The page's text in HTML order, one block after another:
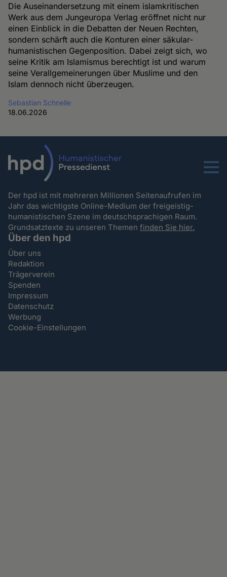
Die Auseinandersetzung mit einem islamkritischen
Werk aus dem Jungeuropa Verlag eröffnet nicht nur
einen Einblick in die Debatten der Neuen Rechten,
sondern schärft auch die Konturen einer säkular-
humanistischen Gegenposition. Dabei zeigt sich, wo
seine Kritik am Islamismus berechtigt ist und warum
seine Verallgemeinerungen über Muslime und den
Islam dennoch nicht überzeugen.
Sebastian Schnelle
18.06.2026
Menu
Der hpd ist mit mehreren Millionen Seitenaufrufen im
Jahr das wichtigste Online-Medium der freigeistig-
humanistischen Szene im deutschsprachigen Raum.
Grundsatztexte zu unseren Themenfinden Sie hier.
Über den hpd
Über uns
Redaktion
Trägerverein
Spenden
Impressum
Datenschutz
Werbung
Cookie-Einstellungen